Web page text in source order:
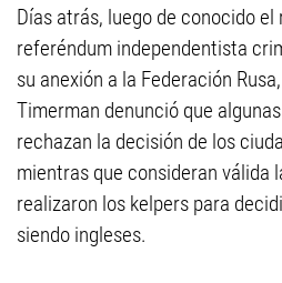
Días atrás, luego de conocido el
referéndum independentista
su anexión a la Federación
Timerman denunció que
rechazan la decisión de los
mientras que consideran válida
realizaron los kelpers para
siendo ingleses.